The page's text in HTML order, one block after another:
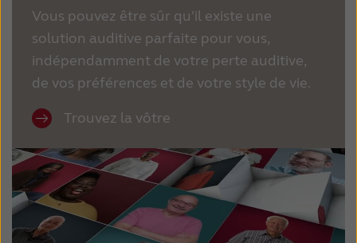
Vous pouvez être sûr qu'il existe une
solution auditive parfaite pour vous,
indépendamment de votre perte auditive,
de vos préférences et de votre style de vie.
Trouvez la vôtre